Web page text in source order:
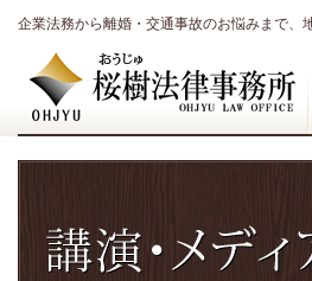
企業法務から離婚・交通事故のお悩みまで、